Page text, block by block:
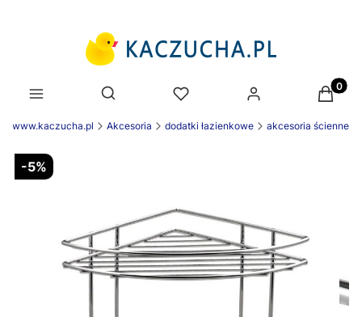
Otwórz wyszukiwarkę
www.kaczucha.pl Akcesoria dodatki łazienkowe akcesoria ścienne
-5%